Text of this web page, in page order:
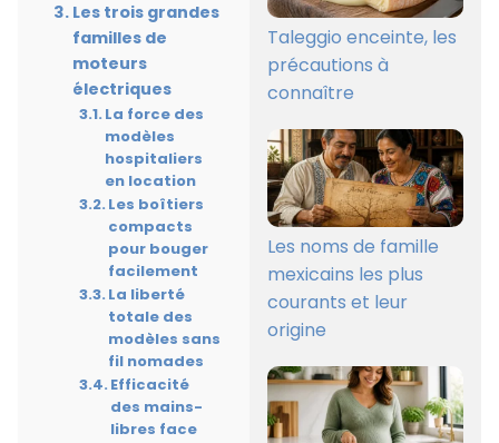
Les trois grandes
familles de
moteurs
électriques
La force des
modèles
hospitaliers
en location
Les boîtiers
compacts
pour bouger
facilement
La liberté
totale des
modèles sans
fil nomades
Efficacité
des mains-
libres face
Taleggio enceinte, les
précautions à
connaître
Les noms de famille
mexicains les plus
courants et leur
origine